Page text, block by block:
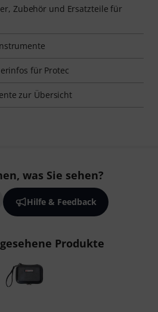
Zubehör und Ersatzteile für
für Protec
zur Übersicht
was Sie sehen?
Hilfe & Feedback
Produkte